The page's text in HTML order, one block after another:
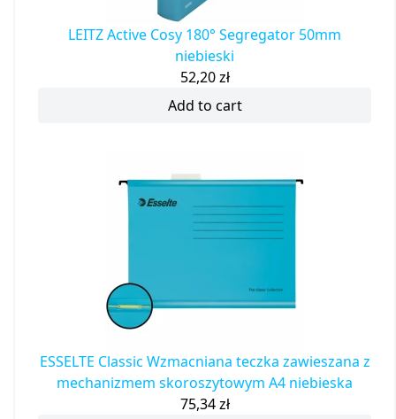
LEITZ Active Cosy 180° Segregator 50mm
niebieski
52,20zł
Add to cart
ESSELTE Classic Wzmacniana teczka zawieszana z
mechanizmem skoroszytowym A4 niebieska
75,34zł